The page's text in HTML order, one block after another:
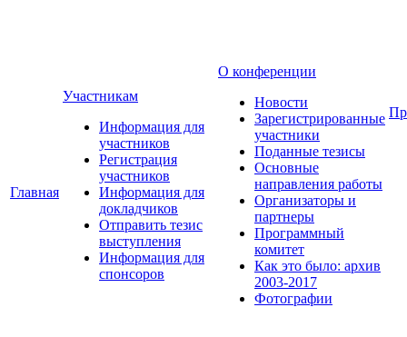
Главная
Участникам
Информация для
участников
Регистрация
участников
Информация для
докладчиков
Отправить тезис
выступления
Информация для
спонсоров
О конференции
Новости
Зарегистрированные
участники
Поданные тезисы
Основные
направления работы
Организаторы и
партнеры
Программный
комитет
Как это было: архив
2003-2017
Фотографии